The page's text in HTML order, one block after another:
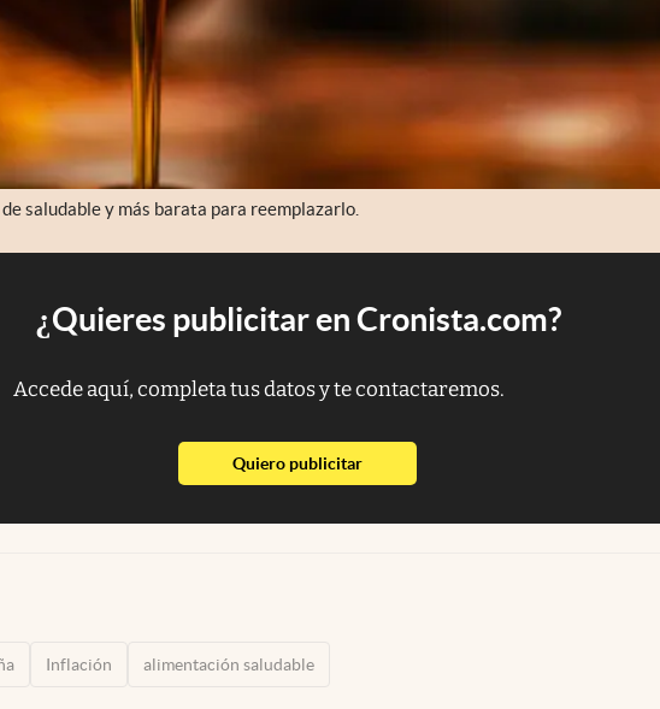
saludable y más barata para reemplazarlo.
¿Quieres publicitar en Cronista.com?
Accede aquí, completa tus datos y te contactaremos.
Quiero publicitarabre en nueva pestaña
Inflación alimentación saludable